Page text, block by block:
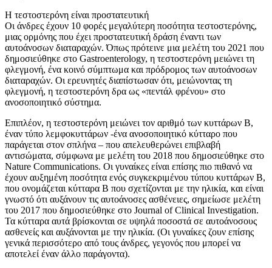
Η τεστοστερόνη είναι προστατευτική
Οι άνδρες έχουν 10 φορές μεγαλύτερη ποσότητα τεστοστερόνης,
μιας ορμόνης που έχει προστατευτική δράση έναντι των
αυτοάνοσων διαταραχών. Όπως πρότεινε μια μελέτη του 2021 που
δημοσιεύθηκε στο Gastroenterology, η τεστοστερόνη μειώνει τη
φλεγμονή, ένα κοινό σύμπτωμα και πρόδρομος των αυτοάνοσων
διαταραχών. Οι ερευνητές διαπίστωσαν ότι, μειώνοντας τη
φλεγμονή, η τεστοστερόνη δρα ως «πεντάλ φρένου» στο
ανοσοποιητικό σύστημα.
Επιπλέον, η τεστοστερόνη μειώνει τον αριθμό των κυττάρων Β,
έναν τύπο λεμφοκυττάρων -ένα ανοσοποιητικό κύτταρο που
παράγεται στον σπλήνα – που απελευθερώνει επιβλαβή
αντισώματα, σύμφωνα με μελέτη του 2018 που δημοσιεύθηκε στο
Nature Communications. Οι γυναίκες είναι επίσης πιο πιθανό να
έχουν αυξημένη ποσότητα ενός συγκεκριμένου τύπου κυττάρων Β,
που ονομάζεται κύτταρα Β που σχετίζονται με την ηλικία, και είναι
γνωστό ότι αυξάνουν τις αυτοάνοσες ασθένειες, σημείωσε μελέτη
του 2017 που δημοσιεύθηκε στο Journal of Clinical Investigation.
Τα κύτταρα αυτά βρίσκονται σε υψηλά ποσοστά σε αυτοάνοσους
ασθενείς και αυξάνονται με την ηλικία. (Οι γυναίκες ζουν επίσης
γενικά περισσότερο από τους άνδρες, γεγονός που μπορεί να
αποτελεί έναν άλλο παράγοντα).